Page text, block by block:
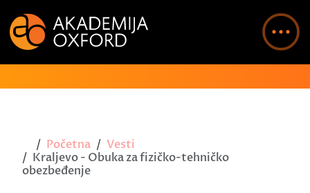
Početna
Vesti
Kraljevo - Obuka za fizičko-tehničko
obezbeđenje